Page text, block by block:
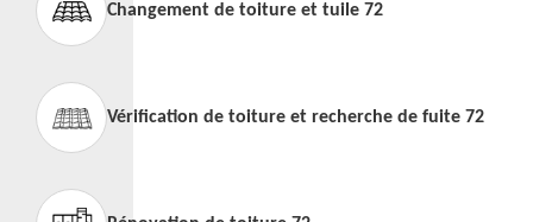
Changement de toiture et tuile 72
Vérification de toiture et recherche de fuite 72